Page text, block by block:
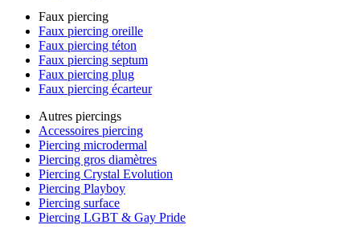
Faux piercing
Faux piercing oreille
Faux piercing téton
Faux piercing septum
Faux piercing plug
Faux piercing écarteur
Autres piercings
Accessoires piercing
Piercing microdermal
Piercing gros diamètres
Piercing Crystal Evolution
Piercing Playboy
Piercing surface
Piercing LGBT & Gay Pride